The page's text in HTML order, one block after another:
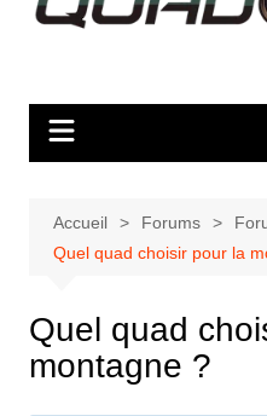
Accueil Forums
Quel quad choisir pour la
Quel quad
montagne ?